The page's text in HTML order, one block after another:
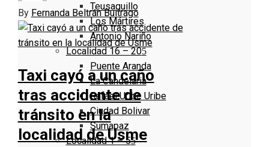
Teusaquillo
Los Mártires
Antonio Nariño
Localidad 16 – 20
Puente Aranda
La Candelaria
Rafael Uribe Uribe
Ciudad Bolivar
Sumapaz
Localidad 1 – 5
By Fernanda Beltrán Buitrago
Taxi cayó a un caño
tras accidente de
tránsito en la
localidad de Usme